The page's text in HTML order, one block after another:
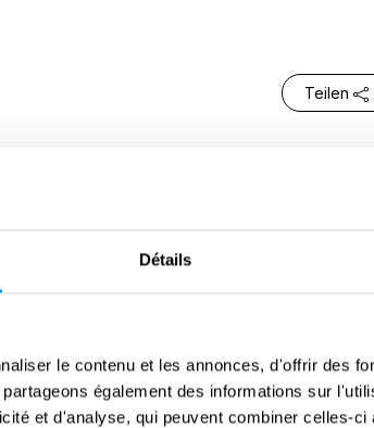
Détails
le contenu et les annonces, d'offrir des
également des informations sur
et d'analyse, qui peuvent combiner celles-
Teilen
Weltkrieg stand König Leopold III.
Belgiens 1944 wurden er und
Prinz Karl, konnte fliehen und
lez-Spa. Da sich König Leopold III.
galt, wurde Karl am 20.
die Politik der Exilregierung
Amerikanern befreit, aber Karl blieb
konnten sich nicht darauf einigen, die